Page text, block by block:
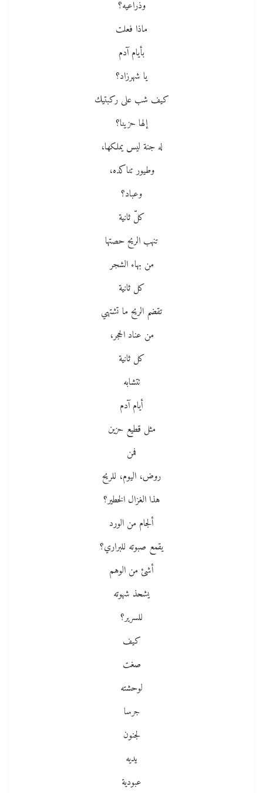
وذراعيه؟
ماذا فعلت
بأيام آدم
يا شهرزاد؟
كيف شب على ركبتيك
إلها حزينا؟
له جنة ليس يملكها،
وطيور تناكده،
وعباد؟
كلّ ثانية
تنهب الريح حصتها
من بهاء الشجر
كل ثانية
تقضم الريح ما تشتهي
من عناد الحجر،
كل ثانية
تتشابه
أيام آدم
مثل قطيع حزين
فمن
روض، اليوم، للريح
هذا الغزال الخطير؟
ألجام من الورد
يقمع صبوته للبراري؟
أشئ من الوهم
يشحذ شهوته
للسرير؟
كيف
صغت
لوحشته
جرسا
لجنون
يديه
عبودية